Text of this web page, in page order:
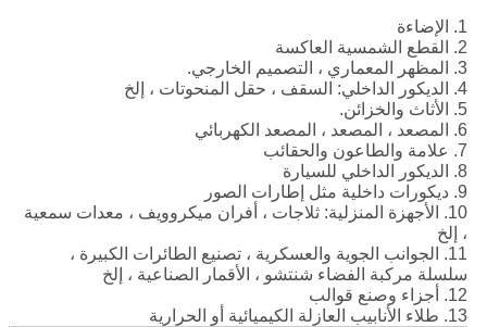
1. الإضاءة
2. القطع الشمسية العاكسة
3. المظهر المعماري ، التصميم الخارجي.
4. الديكور الداخلي: السقف ، حقل المنحوتات ، إلخ
5. الأثاث والخزائن.
6. المصعد ، المصعد ، المصعد الكهربائي
7. علامة والطاعون والحقائب
8. الديكور الداخلي للسيارة
9. ديكورات داخلية مثل إطارات الصور
10. الأجهزة المنزلية: ثلاجات ، أفران ميكروويف ، معدات سمعية
، إلخ
11. الجوانب الجوية والعسكرية ، تصنيع الطائرات الكبيرة ،
سلسلة مركبة الفضاء شنتشو ، الأقمار الصناعية ، إلخ
12. أجزاء وصنع قوالب
13. طلاء الأنابيب العازلة الكيميائية أو الحرارية